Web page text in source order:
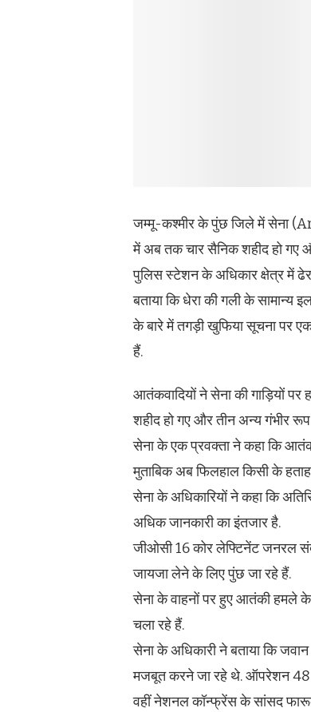
जम्मू-कश्मीर के पुंछ जिले में सेना
में अब तक चार सैनिक शहीद हो गए
पुलिस स्टेशन के अधिकार क्षेत्र में
बताया कि धेरा की गली के
के बारे में तगड़ी खुफिया सूचना पर
हैं.
आतंकवादियों ने सेना की गाड़ियों
शहीद हो गए और तीन अन्य गंभीर
सेना के एक प्रवक्ता ने कहा कि
मुताबिक अब फिलहाल किसी के
सेना के अधिकारियों ने कहा कि
अधिक जानकारी का इंतजार है.
जीओसी 16 कोर लेफ्टिनेंट जनरल
जायजा लेने के लिए पुंछ जा रहे हैं.
सेना के वाहनों पर हुए आतंकी हमले के
चला रहे हैं.
सेना के अधिकारी ने बताया कि
मजबूत करने जा रहे थे. ऑपरेशन 48
वहीं नेशनल कॉन्फ्रेंस के सांसद